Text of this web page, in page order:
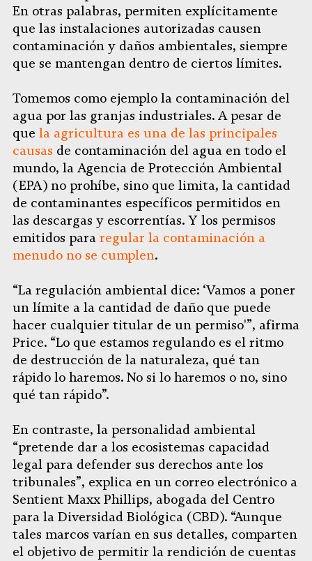
En otras palabras, permiten explícitamente
que las instalaciones autorizadas causen
contaminación y daños ambientales, siempre
que se mantengan dentro de ciertos límites.
Tomemos como ejemplo la contaminación del
agua por las granjas industriales. A pesar de
que la agricultura es una de las principales
causas de contaminación del agua en todo el
mundo, la Agencia de Protección Ambiental
(EPA) no prohíbe, sino que limita, la cantidad
de contaminantes específicos permitidos en
las descargas y escorrentías. Y los permisos
emitidos para regular la contaminación a
menudo no se cumplen.
“La regulación ambiental dice: ‘Vamos a poner
un límite a la cantidad de daño que puede
hacer cualquier titular de un permiso'”, afirma
Price. “Lo que estamos regulando es el ritmo
de destrucción de la naturaleza, qué tan
rápido lo haremos. No si lo haremos o no, sino
qué tan rápido”.
En contraste, la personalidad ambiental
“pretende dar a los ecosistemas capacidad
legal para defender sus derechos ante los
tribunales”, explica en un correo electrónico a
Sentient Maxx Phillips, abogada del Centro
para la Diversidad Biológica (CBD). “Aunque
tales marcos varían en sus detalles, comparten
el objetivo de permitir la rendición de cuentas